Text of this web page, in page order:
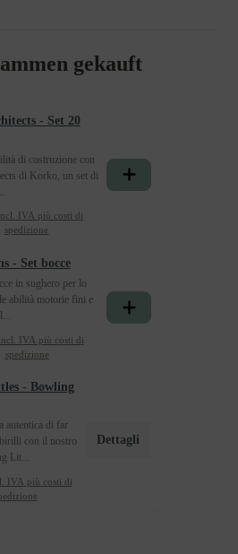
gekauft
- Set 20
di costruzione con
di Korko, un set di
IVA più costi di
spedizione
- Set bocce
in sughero per lo
abilità motorie fini e
IVA più costi di
spedizione
- Bowling
autentica di far
con il nostro
Lit...
IVA più costi di
Dettagli